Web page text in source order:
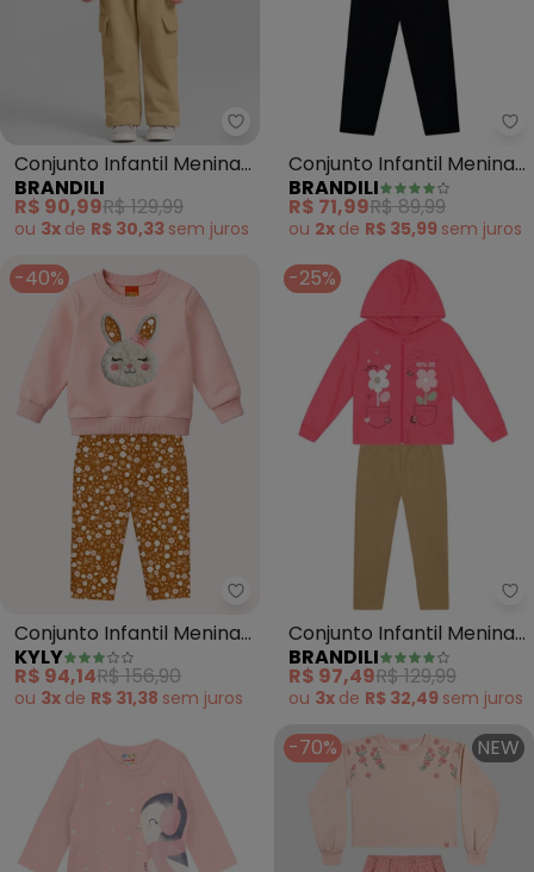
Brandili - Conjunto Infantil
Conjunto Infantil Menina
de Animais (Rosa)
BRANDILI
R$ 90,99R$ 129,99
ou 3x de R$ 30,33 sem juros
Conjunto Infantil Menina
de Gatinho (Rosa)
BRANDILI
R$ 71,99R$ 89,99
ou 2x de R$ 35,99 sem juros
-40%
Kyly - Conjunto Infantil Menina
Conjunto Infantil Menina
Coelhinho (Rosa)
KYLY
R$ 94,14R$ 156,90
ou 3x de R$ 31,38 sem juros
-25%
Conjunto Infantil Menina
de Flores (Rosa)
BRANDILI
R$ 97,49R$ 129,99
ou 3x de R$ 32,49 sem juros
-70% NEW